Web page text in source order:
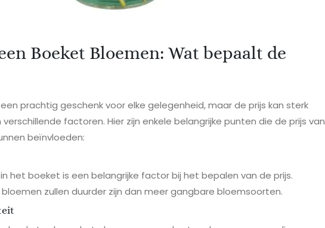
Boeket Bloemen: Wat bepaalt de
prachtig geschenk voor elke gelegenheid, maar de prijs kan sterk
verschillende factoren. Hier zijn enkele belangrijke punten die de prijs van
beïnvloeden:
het boeket is een belangrijke factor bij het bepalen van de prijs.
zullen duurder zijn dan meer gangbare bloemsoorten.